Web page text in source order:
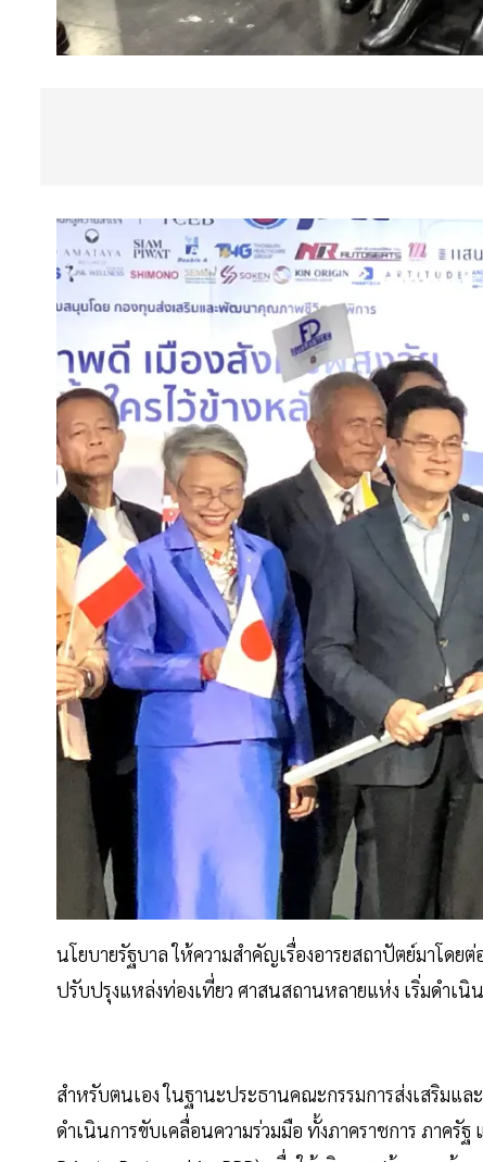
นโยบายรัฐบาล ให้ความสำคัญเรื่องอารยสถาปัตย์มาโดย
ปรับปรุงแหล่งท่องเที่ยว ศาสนสถานหลายแห่ง เริ่มดำเนิ
สำหรับตนเอง ในฐานะประธานคณะกรรมการส่งเสริม
ดำเนินการขับเคลื่อนความร่วมมือ ทั้งภาคราชการ ภาค